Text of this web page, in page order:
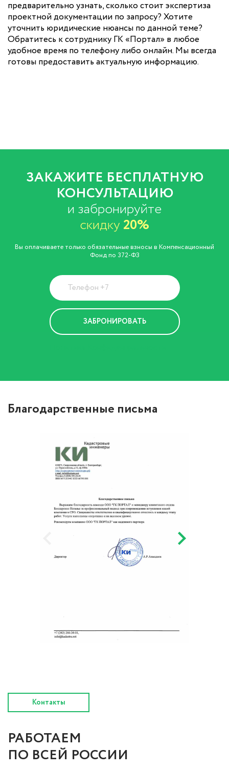
предварительно узнать, сколько стоит экспертиза
проектной документации по запросу? Хотите
уточнить юридические нюансы по данной теме?
Обратитесь к сотруднику ГК «Портал» в любое
удобное время по телефону либо онлайн. Мы всегда
готовы предоставить актуальную информацию.
ЗАКАЖИТЕ БЕСПЛАТНУЮ
КОНСУЛЬТАЦИЮ
и забронируйте
скидку 20%
Вы оплачиваете только обязательные взносы в Компенсационный
Фонд по 372-ФЗ
Благодарственные письма
Контакты
РАБОТАЕМ
ПО ВСЕЙ РОССИИ